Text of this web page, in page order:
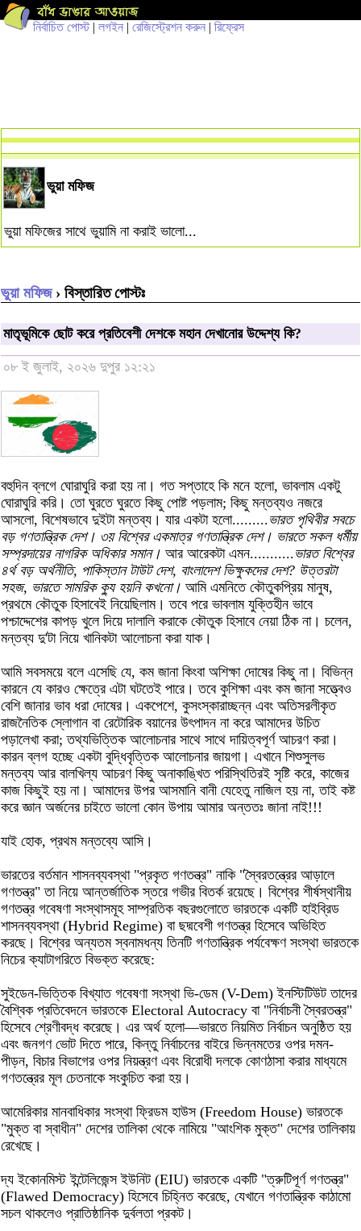
নির্বাচিত পোস্ট| লগইন | রেজিস্ট্রেশন করুন | রিফ্রেস
ভুয়া মফিজ
ভুয়া মফিজের সাথে ভুয়ামি না করাই ভালো...
ভুয়া মফিজ› বিস্তারিত পোস্টঃ
মাতৃভূমিকে ছোট করে প্রতিবেশী দেশকে মহান দেখানোর উদ্দেশ্য কি?
০৮ ই জুলাই, ২০২৬ দুপুর ১২:২১
বহুদিন ব্লগে ঘোরাঘুরি করা হয় না। গত সপ্তাহে কি মনে হলো, ভাবলাম একটু
ঘোরাঘুরি করি। তো ঘুরতে ঘুরতে কিছু পোষ্ট পড়লাম; কিছু মন্তব্যও নজরে
আসলো, বিশেষভাবে দুইটা মন্তব্য। যার একটা হলো.........ভারত পৃথিবীর সবচে
বড় গণতান্ত্রিক দেশ। ৩য় বিশ্বের একমাত্র গণতান্ত্রিক দেশ। ভারতে সকল ধর্মীয়
সম্প্রদায়ের নাগরিক অধিকার সমান। আর আরেকটা এমন...........ভারত বিশ্বের
৪র্থ বড় অর্থনীতি, পাকিস্তান টাউট দেশ, বাংলাদেশ ভিক্ষুকদের দেশ? উত্তরটা
সহজ, ভারতে সামরিক ক্যু হয়নি কখনো। আমি এমনিতে কৌতুকপ্রিয় মানুষ,
প্রথমে কৌতুক হিসাবেই নিয়েছিলাম। তবে পরে ভাবলাম যুক্তিহীন ভাবে
পশ্চাদ্দেশের কাপড় খুলে দিয়ে দালালি করাকে কৌতুক হিসাবে নেয়া ঠিক না। চলেন,
মন্তব্য দু'টা নিয়ে খানিকটা আলোচনা করা যাক।
আমি সবসময়ে বলে এসেছি যে, কম জানা কিংবা অশিক্ষা দোষের কিছু না। বিভিন্ন
কারনে যে কারও ক্ষেত্রে এটা ঘটতেই পারে। তবে কুশিক্ষা এবং কম জানা সত্ত্বেও
বেশি জানার ভাব ধরা দোষের। একপেশে, কুসংস্কারাচ্ছন্ন এবং অতিসরলীকৃত
রাজনৈতিক স্লোগান বা রেটোরিক বয়ানের উৎপাদন না করে আমাদের উচিত
পড়ালেখা করা; তথ্যভিত্তিক আলোচনার সাথে সাথে দায়িত্বপূর্ণ আচরণ করা।
কারন ব্লগ হচ্ছে একটা বুদ্ধিবৃত্তিক আলোচনার জায়গা। এখানে শিশুসুলভ
মন্তব্য আর বালখিল্য আচরণ কিছু অনাকাঙ্খিত পরিস্থিতিরই সৃষ্টি করে, কাজের
কাজ কিছুই হয় না। আমাদের উপর আসমানি বানী যেহেতু নাজিল হয় না, তাই কষ্ট
করে জ্ঞান অর্জনের চাইতে ভালো কোন উপায় আমার অন্ততঃ জানা নাই!!!
যাই হোক, প্রথম মন্তব্যে আসি।
ভারতের বর্তমান শাসনব্যবস্থা "প্রকৃত গণতন্ত্র" নাকি "স্বৈরতন্ত্রের আড়ালে
গণতন্ত্র" তা নিয়ে আন্তর্জাতিক স্তরে গভীর বিতর্ক রয়েছে। বিশ্বের শীর্ষস্থানীয়
গণতন্ত্র গবেষণা সংস্থাসমূহ সাম্প্রতিক বছরগুলোতে ভারতকে একটি হাইব্রিড
শাসনব্যবস্থা (Hybrid Regime) বা ছদ্মবেশী গণতন্ত্র হিসেবে অভিহিত
করছে। বিশ্বের অন্যতম স্বনামধন্য তিনটি গণতান্ত্রিক পর্যবেক্ষণ সংস্থা ভারতকে
নিচের ক্যাটাগরিতে বিভক্ত করেছে:
সুইডেন-ভিত্তিক বিখ্যাত গবেষণা সংস্থা ভি-ডেম (V-Dem) ইনস্টিটিউট তাদের
বৈশ্বিক প্রতিবেদনে ভারতকে Electoral Autocracy বা "নির্বাচনী স্বৈরতন্ত্র"
হিসেবে শ্রেণীবদ্ধ করেছে। এর অর্থ হলো—ভারতে নিয়মিত নির্বাচন অনুষ্ঠিত হয়
এবং জনগণ ভোট দিতে পারে, কিন্তু নির্বাচনের বাইরে ভিন্নমতের ওপর দমন-
পীড়ন, বিচার বিভাগের ওপর নিয়ন্ত্রণ এবং বিরোধী দলকে কোণঠাসা করার মাধ্যমে
গণতন্ত্রের মূল চেতনাকে সংকুচিত করা হয়।
আমেরিকার মানবাধিকার সংস্থা ফ্রিডম হাউস (Freedom House) ভারতকে
"মুক্ত বা স্বাধীন" দেশের তালিকা থেকে নামিয়ে "আংশিক মুক্ত" দেশের তালিকায়
রেখেছে।
দ্য ইকোনমিস্ট ইন্টেলিজেন্স ইউনিট (EIU) ভারতকে একটি "ত্রুটিপূর্ণ গণতন্ত্র"
(Flawed Democracy) হিসেবে চিহ্নিত করেছে, যেখানে গণতান্ত্রিক কাঠামো
সচল থাকলেও প্রাতিষ্ঠানিক দুর্বলতা প্রকট।